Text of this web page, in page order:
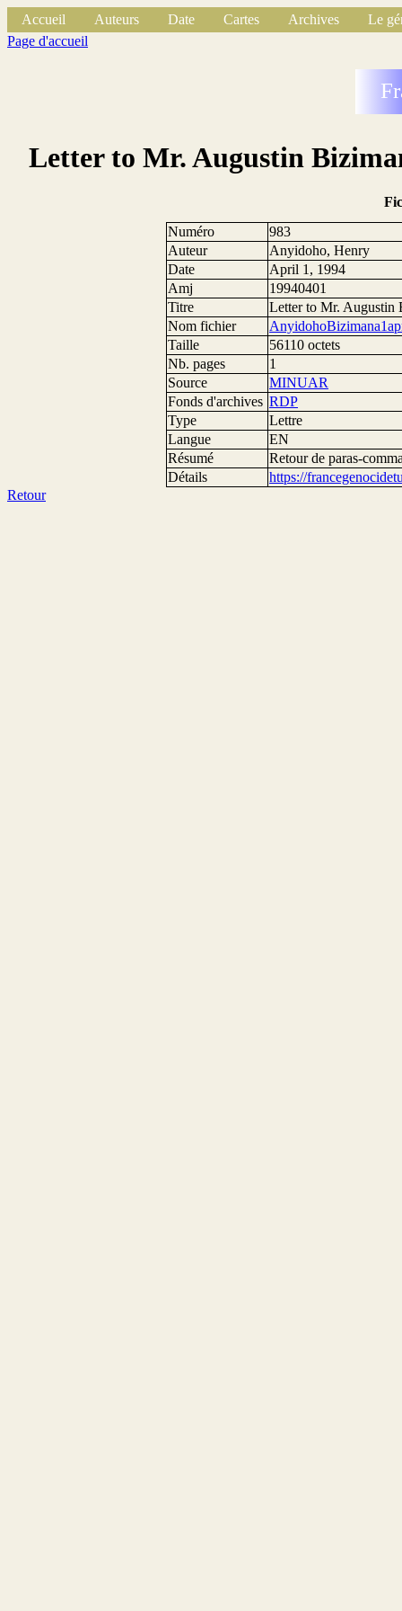
Accueil Auteurs Date Cartes Archives
Le
Page d'accueil
Letter to Mr. Augustin
Numéro
983
Auteur
Anyidoho, Henry
Date
April 1, 1994
Amj
19940401
Titre
Letter to Mr. Augustin
Nom fichier
Taille
56110 octets
Nb. pages
1
Source
MINUAR
Fonds d'archives RDP
Type
Lettre
Langue
EN
Résumé
Retour de paras-
Détails
https://
Retour